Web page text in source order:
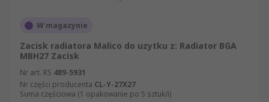
W magazynie
Zacisk radiatora Malico do uzytku z: Radiator BGA
MBH27 Zacisk
Nr art. RS 489-5931
Nr części producenta CL-Y-27X27
Suma częściowa (1 opakowanie po 5 sztuk/i)